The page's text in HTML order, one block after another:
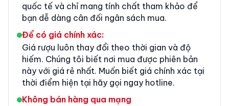
quốc tế và chỉ mang tính chất tham khảo để
bạn dễ dàng cân đối ngân sách mua.
Để có giá chính xác:
Giá rượu luôn thay đổi theo thời gian và độ
hiếm. Chúng tôi biết nơi mua được phiên bản
này với giá rẻ nhất. Muốn biết giá chính xác tại
thời điểm hiện tại hãy gọi ngay hotline.
Không bán hàng qua mạng